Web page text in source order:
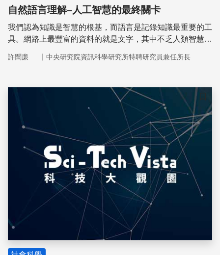
自然語言理解–人工智慧的最終關卡
我們認為知識是智慧的根基，而語言是記錄知識最重要的工
具。網路上最豐富的資料的就是文字，其中不乏人類智慧的
進行有效的知識累積，就可能回答、解決許多問題。
許聞廉 ｜ 中央研究院資訊科學研究所特聘研究員兼任所長
儲存